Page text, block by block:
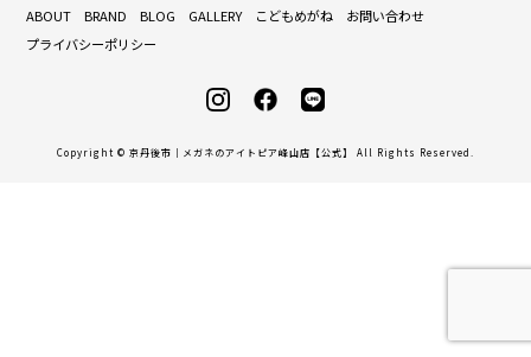
ABOUT BRAND BLOG GALLERY こどもめがね
お問い合わせ
プライバシーポリシー
Copyright © 京丹後市｜メガネのアイトピア峰山店【公式】 All Rights Reserved.